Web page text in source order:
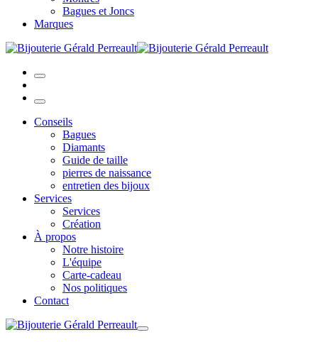
Bagues et Joncs
Marques
Conseils
Bagues
Diamants
Guide de taille
pierres de naissance
entretien des bijoux
Services
Services
Création
À propos
Notre histoire
L'équipe
Carte-cadeau
Nos politiques
Contact